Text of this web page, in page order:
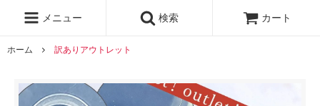
メニュー 検索 カート
ホーム 訳ありアウトレット